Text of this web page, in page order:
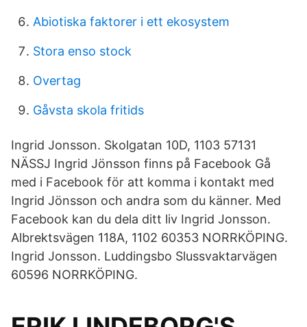
Abiotiska faktorer i ett ekosystem
Stora enso stock
Overtag
Gåvsta skola fritids
Ingrid Jonsson. Skolgatan 10D, 1103 57131
NÄSSJ Ingrid Jönsson finns på Facebook Gå
med i Facebook för att komma i kontakt med
Ingrid Jönsson och andra som du känner. Med
Facebook kan du dela ditt liv Ingrid Jonsson.
Albrektsvägen 118A, 1102 60353 NORRKÖPING.
Ingrid Jonsson. Luddingsbo Slussvaktarvägen
60596 NORRKÖPING.